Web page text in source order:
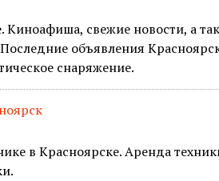
свежие новости, а
объявления
снаряжение.
в Красноярске. Аренда